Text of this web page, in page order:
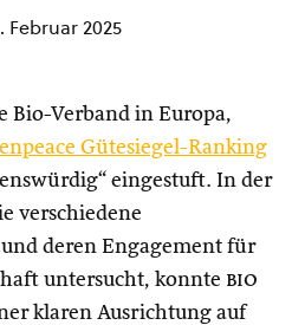
2025
Bio-Verband in Europa,
Gütesiegel-Ranking
eingestuft. In der
verschiedene
deren Engagement für
untersucht, konnte bio
klaren Ausrichtung auf